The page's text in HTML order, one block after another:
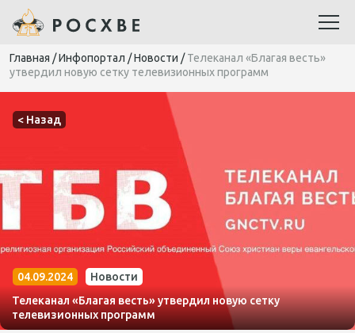
Главная /Инфопортал /Новости /Телеканал «Благая весть»
утвердил новую сетку телевизионных программ
< Назад
04.09.2024
Новости
Телеканал «Благая весть» утвердил новую сетку
телевизионных программ